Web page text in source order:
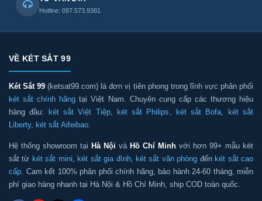
Hotline: 097.573.9381
VỀ KÉT SẮT 99
Két Sắt 99 (ketsat99.com) là đơn vị tiên phong trong lĩnh vực phân phối
két sắt chính hãng tại Việt Nam. Chuyên cung cấp các thương hiệu
hàng đầu: két sắt Việt Tiệp, két sắt Philips két sắt Bofa
két sắt
Liberty, két sắt Aifeibao
Hệ thống showroom tại Hà Nội và Hồ Chí Minh với hơn 99+ mẫu két
sắt từ két sắt mini ,két sắt gia đình, két sắt văn phòng đếnkét sắt cao
cấp . Cam kết 100% phân phối chính hãng, bảo hành 24-60 tháng, miễn
phí giao hàng nhanh tại Hà Nội & Hồ Chí Minh, ship COD toàn quốc.